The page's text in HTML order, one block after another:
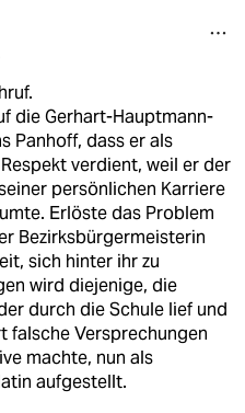
die Gerhart-Hauptmann-
Panhoff, dass er als
verdient, weil er der
persönlichen Karriere
Erlöste das Problem
Bezirksbürgermeisterin
sich hinter ihr zu
wird diejenige, die
durch die Schule lief und
falsche Versprechungen
machte, nun als
aufgestellt.